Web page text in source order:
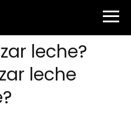
leche?
leche